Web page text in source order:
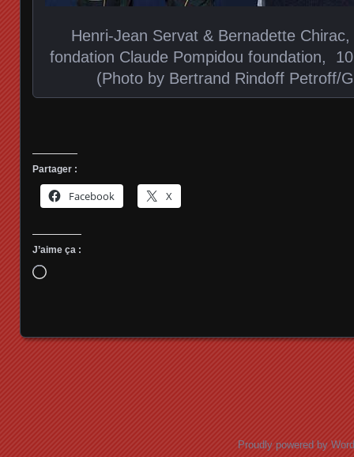
Henri-Jean Servat & Bernadette
fondation Claude Pompidou foundation,
(Photo by Bertrand Rindoff Petroff/
Partager :
Facebook X
J’aime ça :
Chargement…
Proudly powered by